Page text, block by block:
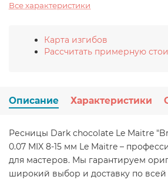
Все характеристики
Карта изгибов
Рассчитать примерную
Описание Характеристики
Ресницы Dark chocolate Le Maitre
0.07 MIX 8-15 мм Le Maitre –
для мастеров. Мы гарантируем
широкий выбор и доставку по всей